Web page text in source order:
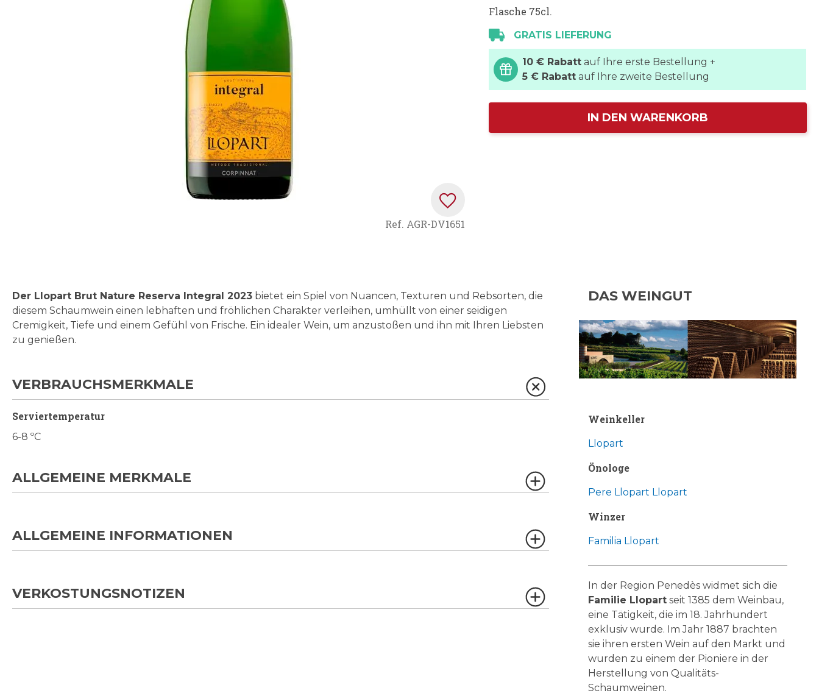
springen
Ref. AGR-DV1651
Flasche 75cl.
GRATIS LIEFERUNG
10 € Rabatt auf Ihre erste Bestellung +
5 € Rabatt auf Ihre zweite Bestellung
IN DEN WARENKORB
Der Llopart Brut Nature Reserva Integral 2023 bietet ein Spiel von Nuancen, Texturen und Rebsorten, die
diesem Schaumwein einen lebhaften und fröhlichen Charakter verleihen, umhüllt von einer seidigen
Cremigkeit, Tiefe und einem Gefühl von Frische. Ein idealer Wein, um anzustoßen und ihn mit Ihren Liebsten
zu genießen.
VERBRAUCHSMERKMALE
Serviertemperatur
6-8 ºC
ALLGEMEINE MERKMALE
ALLGEMEINE INFORMATIONEN
VERKOSTUNGSNOTIZEN
DAS WEINGUT
Weinkeller
Llopart
Önologe
Pere Llopart Llopart
Winzer
Familia Llopart
In der Region Penedès widmet sich die
Familie Llopartseit 1385 dem Weinbau,
eine Tätigkeit, die im 18. Jahrhundert
exklusiv wurde. Im Jahr 1887 brachten
sie ihren ersten Wein auf den Markt und
wurden zu einem der Pioniere in der
Herstellung von Qualitäts-
Schaumweinen.